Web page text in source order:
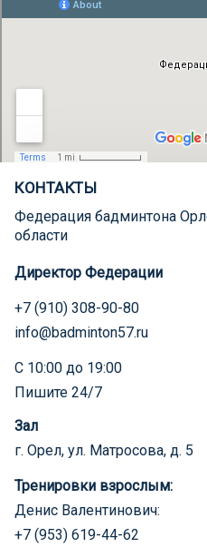
КОНТАКТЫ
Федерация бадминтона
области
Директор Федерации
+7 (910) 308-90-80
info@badminton57.ru
С 10:00 до 19:00
Пишите 24/7
Зал
г. Орел, ул. Матросова, д. 5
Тренировки взрослым:
Денис Валентинович:
+7 (953) 619-44-62